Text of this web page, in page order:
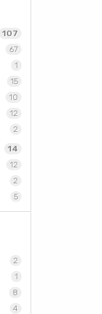
107
67
1
15
10
12
2
14
12
2
5
2
1
8
4